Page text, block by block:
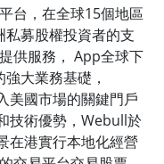
台，在全球15個地區
募股權投資者的支
供服務， App全球下
大業務基礎，
美國市場的關鍵門戶
技術優勢， Webull於
在港實行本地化經營